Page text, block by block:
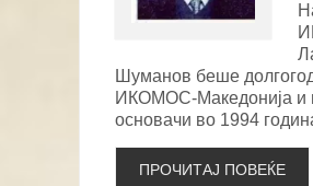
Шуманов беше
ИКОМОС-Македонија и
основачи во 1994
ПРОЧИТАЈ ПОВЕЌЕ